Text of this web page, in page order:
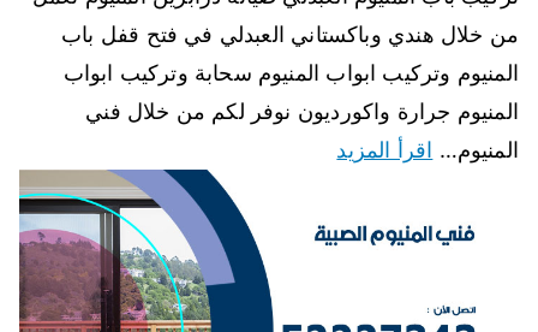
من خلال هندي وباكستاني العبدلي في فتح قفل باب
المنيوم وتركيب ابواب المنيوم سحابة وتركيب ابواب
المنيوم جرارة واكورديون نوفر لكم من خلال فني
المنيوم… اقرأ المزيد